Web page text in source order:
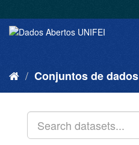
Conjuntos de dados